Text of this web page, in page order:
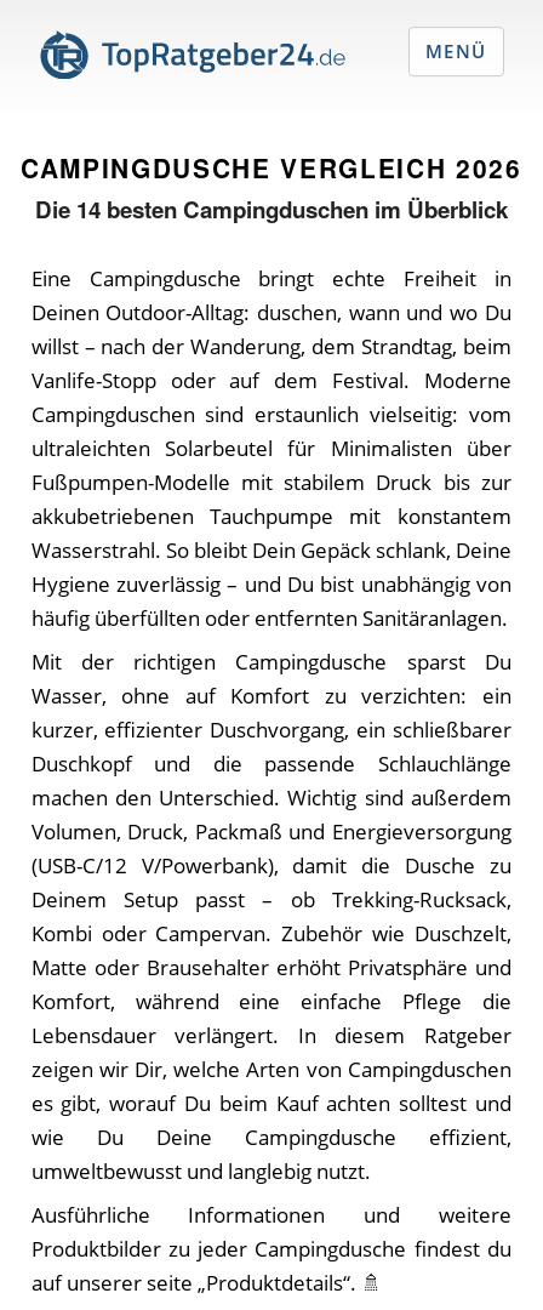
CAMPINGDUSCHE VERGLEICH 2026
Die 14 besten Campingduschen im Überblick
Eine Campingdusche bringt echte Freiheit in
Deinen Outdoor-Alltag: duschen, wann und wo Du
willst – nach der Wanderung, dem Strandtag, beim
Vanlife-Stopp oder auf dem Festival. Moderne
Campingduschen sind erstaunlich vielseitig: vom
ultraleichten Solarbeutel für Minimalisten über
Fußpumpen-Modelle mit stabilem Druck bis zur
akkubetriebenen Tauchpumpe mit konstantem
Wasserstrahl. So bleibt Dein Gepäck schlank, Deine
Hygiene zuverlässig – und Du bist unabhängig von
häufig überfüllten oder entfernten Sanitäranlagen.
Mit der richtigen Campingdusche sparst Du
Wasser, ohne auf Komfort zu verzichten: ein
kurzer, effizienter Duschvorgang, ein schließbarer
Duschkopf und die passende Schlauchlänge
machen den Unterschied. Wichtig sind außerdem
Volumen, Druck, Packmaß und Energieversorgung
(USB-C/12 V/Powerbank), damit die Dusche zu
Deinem Setup passt – ob Trekking-Rucksack,
Kombi oder Campervan. Zubehör wie Duschzelt,
Matte oder Brausehalter erhöht Privatsphäre und
Komfort, während eine einfache Pflege die
Lebensdauer verlängert. In diesem Ratgeber
zeigen wir Dir, welche Arten von Campingduschen
es gibt, worauf Du beim Kauf achten solltest und
wie Du Deine Campingdusche effizient,
umweltbewusst und langlebig nutzt.
Ausführliche Informationen und weitere
Produktbilder zu jeder Campingdusche findest du
auf unserer seite „Produktdetails“. 🚿
MENÜ